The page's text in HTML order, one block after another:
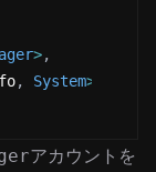
>,
, System>
アカウントを